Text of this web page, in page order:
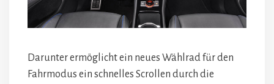
Darunter ermöglicht ein neues Wählrad für den
Fahrmodus ein schnelles Scrollen durch die